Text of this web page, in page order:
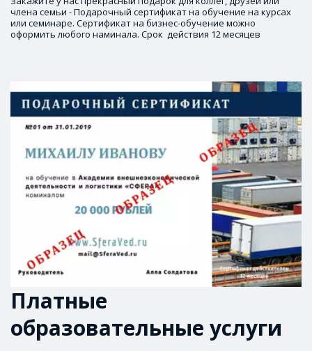
члена семьи - Подарочный сертификат на обучение на курсах
или семинаре. Сертификат на бизнес-обучение можно
оформить любого наминала. Срок  действия 12 месяцев
Платные
образовательные услуги